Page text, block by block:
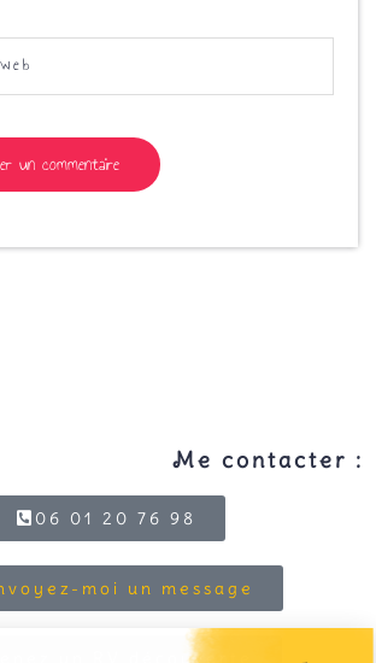
Me contacter :
06 01 20 76 98
moi un message
un RV découverte